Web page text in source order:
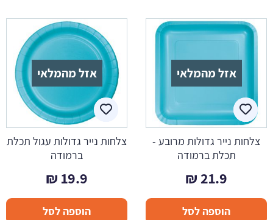
אזל מהמלאי
צלחות נייר גדולות מרובע -
תכלת ברמודה
21.9
₪
הוספה לסל
אזל מהמלאי
צלחות נייר גדולות עגול תכלת
ברמודה
19.9
₪
הוספה לסל